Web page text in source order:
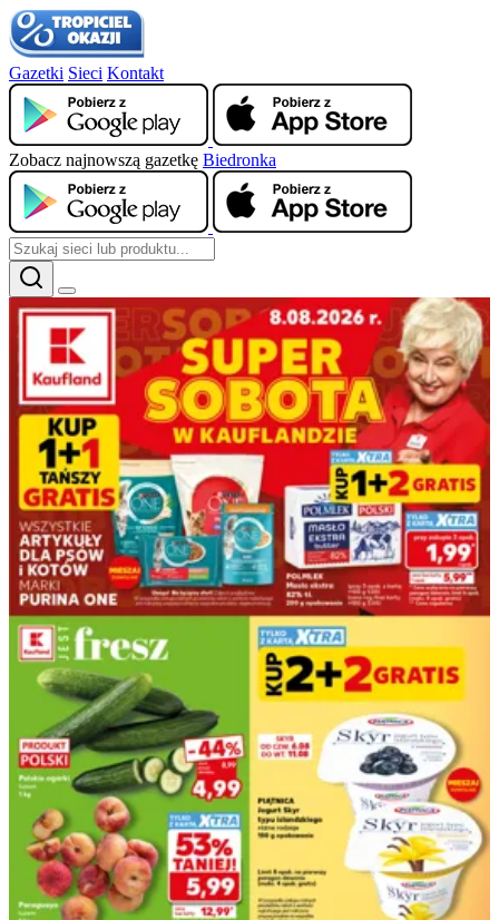
Gazetki Sieci Kontakt
Zobacz najnowszą gazetkę Biedronka